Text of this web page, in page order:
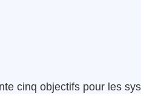
cinq objectifs pour les